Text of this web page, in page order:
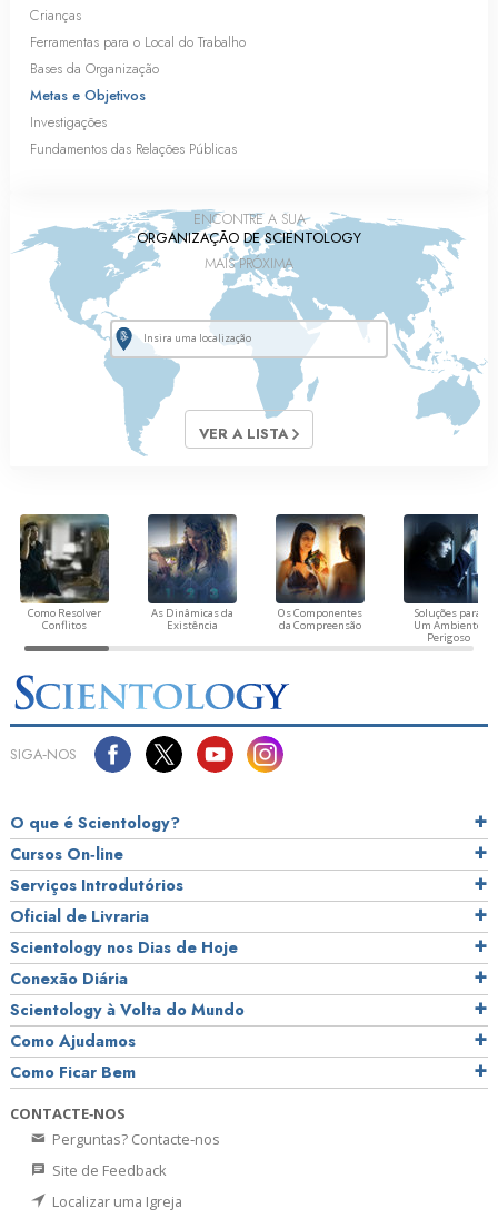
Crianças
Ferramentas para o Local do Trabalho
Bases da Organização
Metas e Objetivos
Investigações
Fundamentos das Relações Públicas
ENCONTRE A SUA
ORGANIZAÇÃO DE SCIENTOLOGY
MAIS PRÓXIMA
VER A LISTA
Como Resolver
Conflitos
As Dinâmicas da
Existência
Os Componentes
da Compreensão
Soluções para
Um Ambiente
Perigoso
SIGA‑NOS
O que é Scientology?
Cursos On‑line
Serviços Introdutórios
Oficial de Livraria
Scientology nos Dias de Hoje
Conexão Diária
Scientology à Volta do Mundo
Como Ajudamos
Como Ficar Bem
CONTACTE‑NOS
Perguntas? Contacte‑nos
Site de Feedback
Localizar uma Igreja